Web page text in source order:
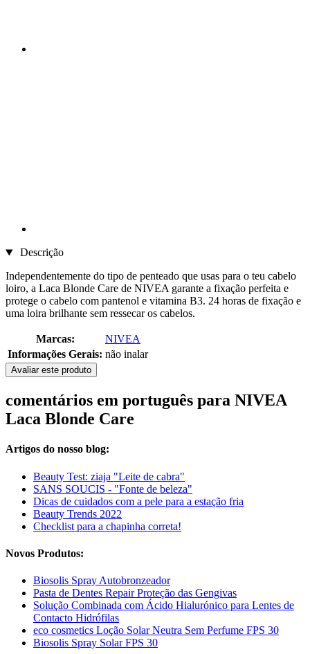
Descrição
Independentemente do tipo de penteado que usas para o teu cabelo
loiro, a Laca Blonde Care de NIVEA garante a fixação perfeita e
protege o cabelo com pantenol e vitamina B3. 24 horas de fixação e
uma loira brilhante sem ressecar os cabelos.
Marcas:
NIVEA
Informações Gerais: não inalar
Avaliar este produto
comentários em português para NIVEA
Laca Blonde Care
Artigos do nosso blog:
Beauty Test: ziaja "Leite de cabra"
SANS SOUCIS - "Fonte de beleza"
Dicas de cuidados com a pele para a estação fria
Beauty Trends 2022
Checklist para a chapinha correta!
Novos Produtos:
Biosolis Spray Autobronzeador
Pasta de Dentes Repair Proteção das Gengivas
Solução Combinada com Ácido Hialurónico para Lentes de
Contacto Hidrófilas
eco cosmetics Loção Solar Neutra Sem Perfume FPS 30
Biosolis Spray Solar FPS 30